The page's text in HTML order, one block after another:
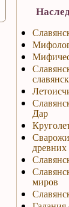
Дар
древних
миров